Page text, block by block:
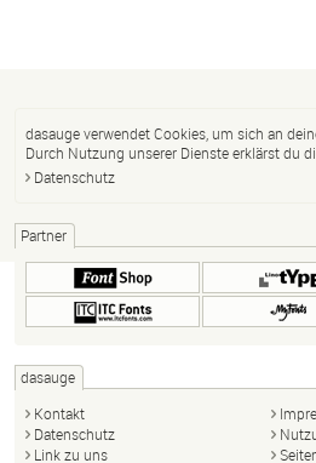
dasauge verwendet Cookies, um sich an
Durch Nutzung unserer Dienste erklärst du
Datenschutz
Partner
dasauge
Kontakt
Datenschutz
Link zu uns